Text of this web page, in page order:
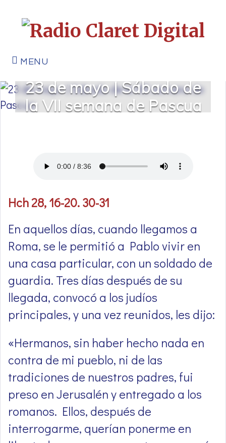
MENU
23 de mayo | Sábado de
la VII semana de Pascua
Hch 28, 16-20. 30-31
En aquellos días, cuando llegamos a
Roma, se le permitió a Pablo vivir en
una casa particular, con un soldado de
guardia. Tres días después de su
llegada, convocó a los judíos
principales, y una vez reunidos, les dijo:
«Hermanos, sin haber hecho nada en
contra de mi pueblo, ni de las
tradiciones de nuestros padres, fui
preso en Jerusalén y entregado a los
romanos. Ellos, después de
interrogarme, querían ponerme en